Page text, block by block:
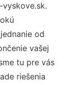
vyskove.sk.
od
vašej
tu pre vás
riešenia